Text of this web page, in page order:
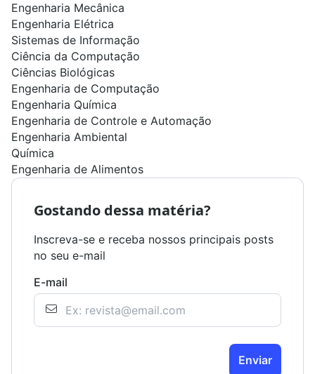
Engenharia Mecânica
Engenharia Elétrica
Sistemas de Informação
Ciência da Computação
Ciências Biológicas
Engenharia de Computação
Engenharia Química
Engenharia de Controle e Automação
Engenharia Ambiental
Química
Engenharia de Alimentos
Gostando dessa matéria?
Inscreva-se e receba nossos principais posts
no seu e-mail
E-mail
Enviar